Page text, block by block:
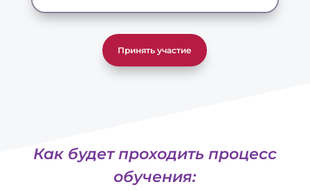
Принять участие
Как будет проходить процесс
обучения: